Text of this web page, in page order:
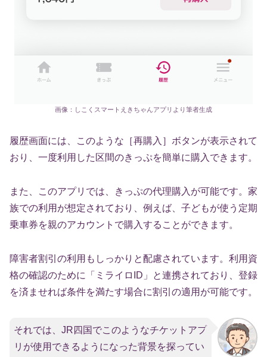
画像：しこくスマートえきちゃんアプリより筆者生成
履歴画面には、このような［再購入］ボタンが表示されて
おり、一度利用した区間のきっぷを簡単に購入できます。
また、このアプリでは、きっぷの代理購入が可能です。家
族での利用が想定されており、例えば、子どもが使う定期
乗車券を親のアカウントで購入することができます。
障害者割引の利用もしっかりと配慮されています。利用資
格の確認のために「ミライロID」と連携されており、登録
を済ませれば条件を満たす場合に割引の適用が可能です。
それでは、JR四国でこのようなチケットアプ
リが使用できるようになった背景を探ってい